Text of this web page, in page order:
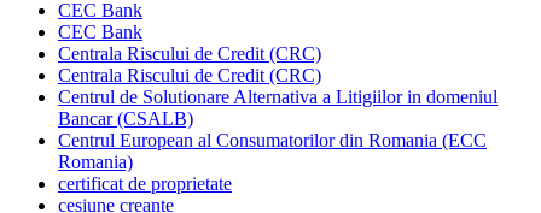
CEC Bank
CEC Bank
Centrala Riscului de Credit (CRC)
Centrala Riscului de Credit (CRC)
Centrul de Solutionare Alternativa a Litigiilor in domeniul
Bancar (CSALB)
Centrul European al Consumatorilor din Romania (ECC
Romania)
certificat de proprietate
cesiune creante